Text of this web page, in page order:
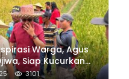
Warga, Agus
Siap Kucurkan
Pertanian di Kalukku
3101